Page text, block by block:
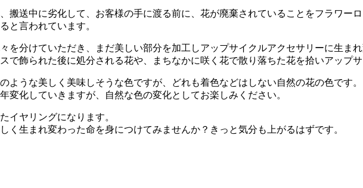
搬送中に劣化して、お客様の手に渡る前に、花が廃棄されていることをフラワーロ
と言われています。
を分けていただき、まだ美しい部分を加工しアップサイクルアクセサリーに生まれ
で飾られた後に処分される花や、まちなかに咲く花で散り落ちた花を拾いアップ
ような美しく美味しそうな色ですが、どれも着色などはしない自然の花の色です。
変化していきますが、自然な色の変化としてお楽しみください。
イヤリングになります。
く生まれ変わった命を身につけてみませんか？きっと気分も上がるはずです。